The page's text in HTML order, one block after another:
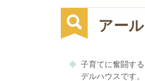
アー
子育てに奮闘す
デルハウスです